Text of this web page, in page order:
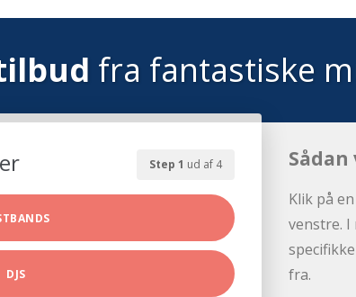
fra fantastiske
Step 1 ud af 4
DJS
Klik på
venstre.
fra.